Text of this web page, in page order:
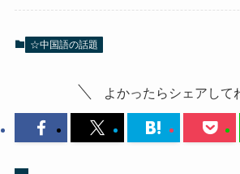
☆中国語の話題
よかったらシェアして